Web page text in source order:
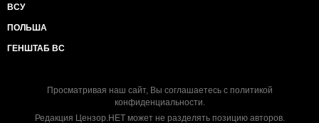
ВСУ
ПОЛЬША
ГЕНШТАБ ВС
Просматривая наш сайт, Вы соглашаетесь с политикой
конфиденциальности.
Редакция Цензор.НЕТ может не разделять позицию авторов.